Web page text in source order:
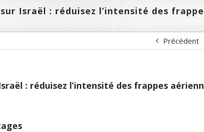
Israël : réduisez l’intensité des
Précédent
: réduisez l’intensité des frappes